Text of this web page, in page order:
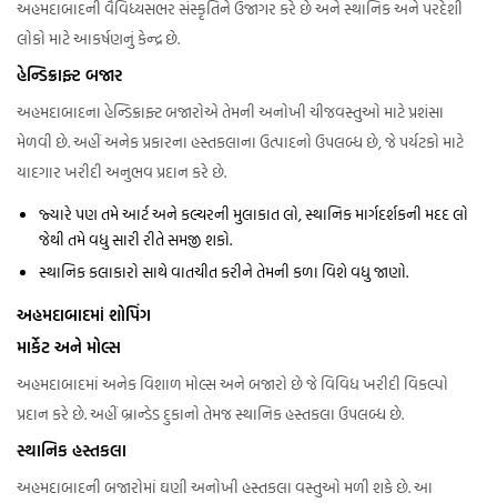
અહમદાબાદની વૈવિધ્યસભર સંસ્કૃતિને ઉજાગર કરે છે અને સ્થાનિક અને પરદેશી
લોકો માટે આકર્ષણનું કેન્દ્ર છે.
હેન્ડિક્રાફ્ટ બજાર
અહમદાબાદના હેન્ડિક્રાફ્ટ બજારોએ તેમની અનોખી ચીજવસ્તુઓ માટે પ્રશંસા
મેળવી છે. અહીં અનેક પ્રકારના હસ્તકલાના ઉત્પાદનો ઉપલબ્ધ છે, જે પર્યટકો માટે
યાદગાર ખરીદી અનુભવ પ્રદાન કરે છે.
જ્યારે પણ તમે આર્ટ અને કલ્ચરની મુલાકાત લો, સ્થાનિક માર્ગદર્શકની મદદ લો
જેથી તમે વધુ સારી રીતે સમજી શકો.
સ્થાનિક કલાકારો સાથે વાતચીત કરીને તેમની કળા વિશે વધુ જાણો.
અહમદાબાદમાં શોપિંગ
માર્કેટ અને મોલ્સ
અહમદાબાદમાં અનેક વિશાળ મોલ્સ અને બજારો છે જે વિવિધ ખરીદી વિકલ્પો
પ્રદાન કરે છે. અહીં બ્રાન્ડેડ દુકાનો તેમજ સ્થાનિક હસ્તકલા ઉપલબ્ધ છે.
સ્થાનિક હસ્તકલા
અહમદાબાદની બજારોમાં ઘણી અનોખી હસ્તકલા વસ્તુઓ મળી શકે છે. આ